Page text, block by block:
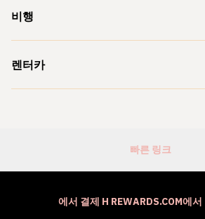
비행
렌터카
빠른 링크
에서 결제 H REWARDS.COM에